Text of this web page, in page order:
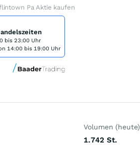
Pa Aktie kaufen
bis 23:00 Uhr
14:00 bis 19:00 Uhr
Volumen (heute)
1.742 St.